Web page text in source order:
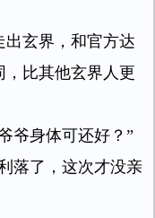
出玄界，和官方达
，比其他玄界人更
爷身体可还好？”
落了，这次才没亲